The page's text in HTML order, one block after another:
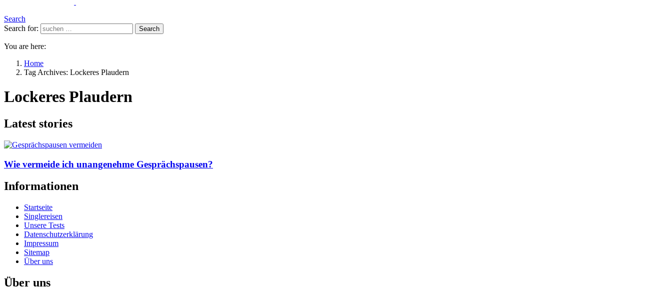
Search
Search for:
Search
You are here:
Home
Tag Archives: Lockeres Plaudern
Lockeres Plaudern
Latest stories
Wie vermeide ich unangenehme Gesprächspausen?
Informationen
Startseite
Singlereisen
Unsere Tests
Datenschutzerklärung
Impressum
Sitemap
Über uns
Über uns